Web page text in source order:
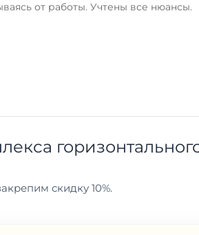
от работы. Учтены все нюансы.
скидку 10%.